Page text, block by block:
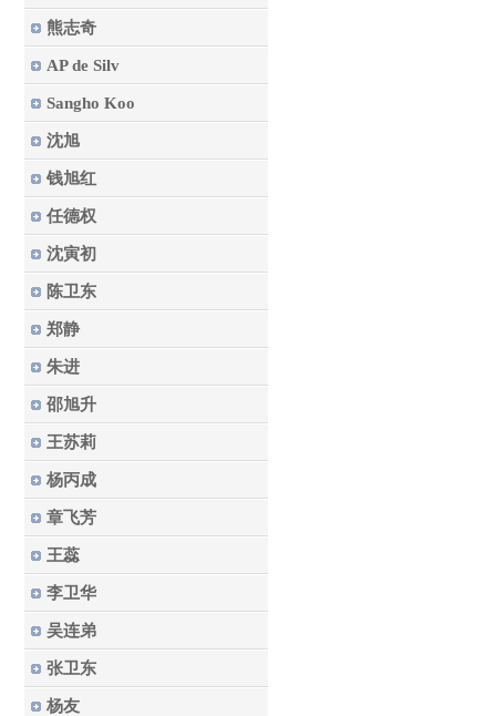
熊志奇
AP de Silv
Sangho Koo
沈旭
钱旭红
任德权
沈寅初
陈卫东
郑静
朱进
邵旭升
王苏莉
杨丙成
章飞芳
王蕊
李卫华
吴连弟
张卫东
杨友